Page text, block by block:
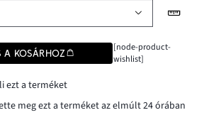
A KOSÁRHOZ
[node-product-
wishlist]
ezt a terméket
meg ezt a terméket az elmúlt 24 órában